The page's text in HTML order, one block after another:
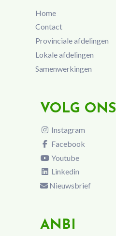
Home
Contact
Provinciale afdelingen
Lokale afdelingen
Samenwerkingen
VOLG ONS
Instagram
Facebook
Youtube
Linkedin
Nieuwsbrief
ANBI